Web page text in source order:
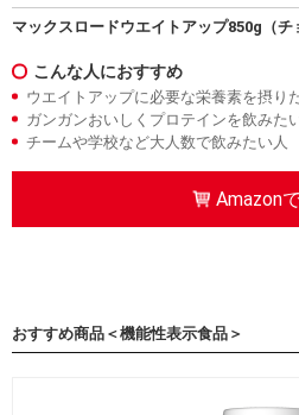
マックスロードウエイトアップ850g（チ
こんな人におすすめ
ウエイトアップに必要な栄養素を摂り
ガンガンおいしくプロテインを飲みた
チームや学校など大人数で飲みたい人
Amazon
おすすめ商品＜機能性表示食品＞